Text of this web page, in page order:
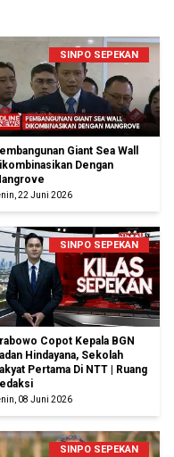
SINPO SEPEKAN
Giant Sea Wall
Dengan
22 Juni 2026
SINPO SEPEKAN
Copot Kepala BGN
Hindayana, Sekolah
Pertama Di NTT | Ruang
08 Juni 2026
SINPO SEPEKAN